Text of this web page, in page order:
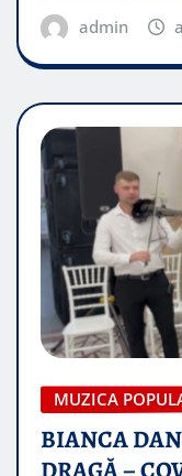
admin
MUZICA
BIANCA